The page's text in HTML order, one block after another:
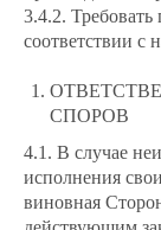
3.4.2. Требовать
соответствии с
СПОРОВ
4.1. В случае
исполнения
виновная